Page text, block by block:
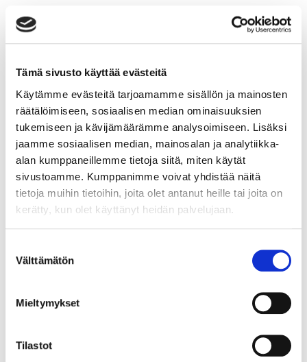
Tämä sivusto käyttää evästeitä
Käytämme evästeitä tarjoamamme sisällön ja mainosten
räätälöimiseen, sosiaalisen median ominaisuuksien
tukemiseen ja kävijämäärämme analysoimiseen. Lisäksi
jaamme sosiaalisen median, mainosalan ja analytiikka-
alan kumppaneillemme tietoja siitä, miten käytät
sivustoamme. Kumppanimme voivat yhdistää näitä
tietoja muihin tietoihin, joita olet antanut heille tai joita on
kerätty, kun olet käyttänyt heidän palvelujaan.
valinta
Välttämätön
Mieltymykset
Tilastot
Kyberturvallisuuden arviointi ja kehittäminen on
organisaatiossa jatkuva prosessi. Yksi keskeinen työkalu
tämän työn tueksi on Kyberturvallisuuskeskuksen
Kybermittari. Työkalu, joka auttaa organisaatioita
arvioimaan omaa kyberturvallisuutensa tilaa,
Lue lisää
Kyberhyökkäyksestä toipuminen
Kyberhyökkäyksen jälkeen tärkein tavoite on palauttaa
organisaation normaali toiminta mahdollisimman
pelkästään tekninen, vaan se vaatii myös hallinnollisia ja